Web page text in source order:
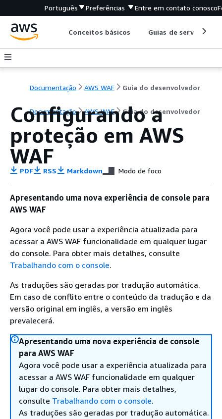
Português Preferências Entre em contato conosco
Conceitos básicos Guias de serviço
Documentação AWS WAF Guia do desenvolvedor
Documentação AWS WAF Guia do desenvolvedor
Configurando a
proteção em AWS
WAF
PDF RSS Markdown Modo de foco
Apresentando uma nova experiência de console para
AWS WAF
Agora você pode usar a experiência atualizada para
acessar a AWS WAF funcionalidade em qualquer lugar
do console. Para obter mais detalhes, consulte
Trabalhando com o console.
As traduções são geradas por tradução automática.
Em caso de conflito entre o conteúdo da tradução e da
versão original em inglês, a versão em inglês
prevalecerá.
Apresentando uma nova experiência de console
para AWS WAF
Agora você pode usar a experiência atualizada para
acessar a AWS WAF funcionalidade em qualquer
lugar do console. Para obter mais detalhes,
consulte Trabalhando com o console.
As traduções são geradas por tradução automática.